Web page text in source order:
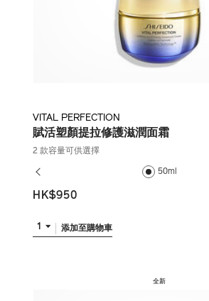
VITAL PERFECTION
賦活塑顏提拉修護滋潤面霜
2 款容量可供選擇
50ml
HK$950
1 添加至購物車
全新